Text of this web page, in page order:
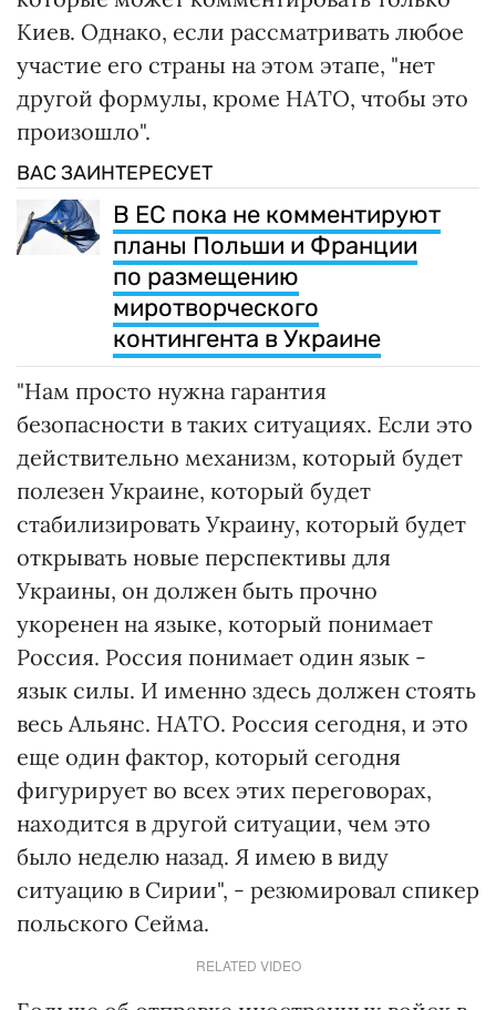
Киев. Однако, если рассматривать любое
участие его страны на этом этапе, "нет
другой формулы, кроме НАТО, чтобы это
произошло".
ВАС ЗАИНТЕРЕСУЕТ
В ЕС пока не комментируют
планы Польши и Франции
по размещению
миротворческого
контингента в Украине
"Нам просто нужна гарантия
безопасности в таких ситуациях. Если это
действительно механизм, который будет
полезен Украине, который будет
стабилизировать Украину, который будет
открывать новые перспективы для
Украины, он должен быть прочно
укоренен на языке, который понимает
Россия. Россия понимает один язык -
язык силы. И именно здесь должен стоять
весь Альянс. НАТО. Россия сегодня, и это
еще один фактор, который сегодня
фигурирует во всех этих переговорах,
находится в другой ситуации, чем это
было неделю назад. Я имею в виду
ситуацию в Сирии", - резюмировал спикер
польского Сейма.
RELATED VIDEO